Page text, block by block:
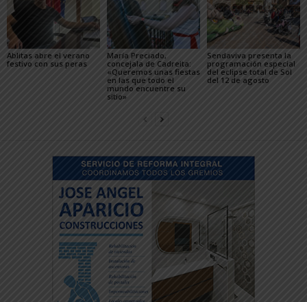
Ablitas abre el verano
festivo con sus peras
María Preciado,
concejala de Cadreita:
«Queremos unas fiestas
en las que todo el
mundo encuentre su
sitio»
Sendaviva presenta la
programación especial
del eclipse total de Sol
del 12 de agosto